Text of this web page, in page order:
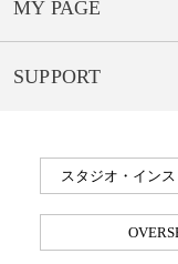
MY PAGE
SUPPORT
スタジオ・イン